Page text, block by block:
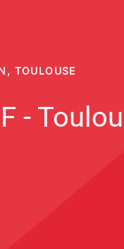
TOULOUSE
-